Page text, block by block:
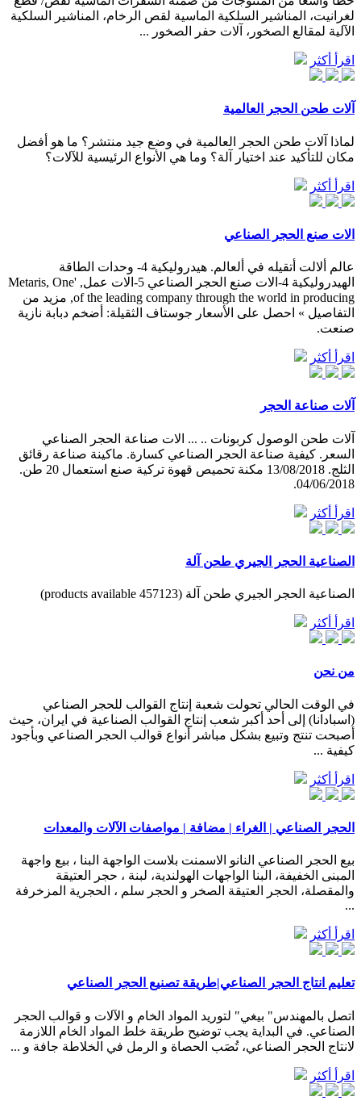
لغرانيت، المناشير السلكية الماسية لقص الرخام، المناشير السلكية
الآلية لمقالع الصخور، آلات حفر الصخور ...
اقرأ أكثر
آلات طحن الحجر العالمية
لماذا آلات طحن الحجر العالمية في وضع جيد منتشر؟ ما هو أفضل
مكان للتأكيد عند اختيار آلة؟ وما هي الأنواع الرئيسية للآلات؟
اقرأ أكثر
الات صنع الحجر الصناعي
عالم ألالت أتقيله في ألعالم. هيدروليكية 4- وحدات الطاقة
الهيدروليكية 4-الات صنع الحجر الصناعي 5-الات عمل, 'Metaris, One
of the leading company through the world in producing, مزيد من
التفاصيل » احصل على الأسعار جوستاف الثقيلة: أضخم دبابة نازية
صنعت.
اقرأ أكثر
آلات صناعة الحجر
آلات طحن الوصول كربونات .. ... الات صناعة الحجر الصناعي
السعر. كيفية صناعة الحجر الصناعي كسارة. ماكينة صناعة رقائق
الثلج. 13/08/2018 مكنة تحميص قهوة تركية صنع استعمال 20 طن.
04/06/2018.
اقرأ أكثر
الصناعية الحجر الجيري طحن آلة
الصناعية الحجر الجيري طحن آلة (457123 products available)
اقرأ أكثر
من نحن
في الوقت الحالي تحولت شعبة إنتاج القوالب للحجر الصناعي
(اسبادانا) إلى أحد أكبر شعب إنتاج القوالب الصناعية في ايران، حيث
أصبحت تنتج وتبيع بشكل مباشر أنواع قوالب الحجر الصناعي وبأجود
كيفية ...
اقرأ أكثر
الحجر الصناعي | الغراء | مضافة | مواصفات الآلات والمعدات
بيع الحجر الصناعي النانو الاسمنت بلاست الواجهة البنا ، بيع واجهة
المبنى الخفيفة، البنا الواجهات الهولندية، لبنة ، حجر العتيقة
والمقصلة، الحجر العتيقة الصخر و الحجر سلم ، الحجرية المزخرفة
...
اقرأ أكثر
تعليم انتاج الحجر الصناعي|طريقة تصنيع الحجر الصناعي
اتصل بالمهندس" بيغي" لتوريد المواد الخام و الآلات و قوالب الحجر
الصناعي. في البداية يجب توضيح طريقة خلط المواد الخام اللازمة
لانتاج الحجر الصناعي، تُصَب الحصاة و الرمل في الخلاطة جافة و ...
اقرأ أكثر